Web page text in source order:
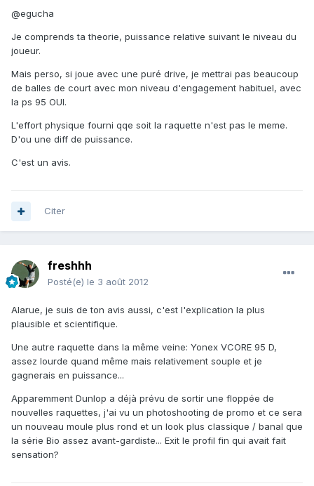
@egucha
Je comprends ta theorie, puissance relative suivant le niveau du
joueur.
Mais perso, si joue avec une puré drive, je mettrai pas beaucoup
de balles de court avec mon niveau d'engagement habituel, avec
la ps 95 OUI.
L'effort physique fourni qqe soit la raquette n'est pas le meme.
D'ou une diff de puissance.
C'est un avis.
Citer
freshhh
Posté(e) le 3 août 2012
Alarue, je suis de ton avis aussi, c'est l'explication la plus
plausible et scientifique.
Une autre raquette dans la même veine: Yonex VCORE 95 D,
assez lourde quand même mais relativement souple et je
gagnerais en puissance...
Apparemment Dunlop a déjà prévu de sortir une floppée de
nouvelles raquettes, j'ai vu un photoshooting de promo et ce sera
un nouveau moule plus rond et un look plus classique / banal que
la série Bio assez avant-gardiste... Exit le profil fin qui avait fait
sensation?